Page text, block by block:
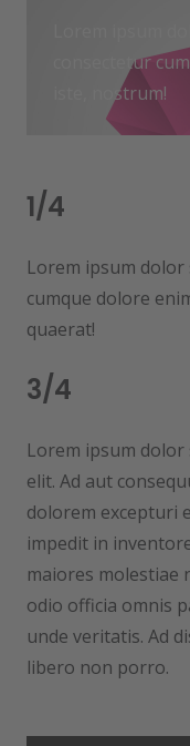
consectetur
iste, nostrum!
1/4
Lorem ipsum
cumque dolore
quaerat!
3/4
Lorem ipsum
elit. Ad aut
dolorem excepturi
impedit in
maiores molestiae
odio officia omnis
unde veritatis. Ad
libero non porro.